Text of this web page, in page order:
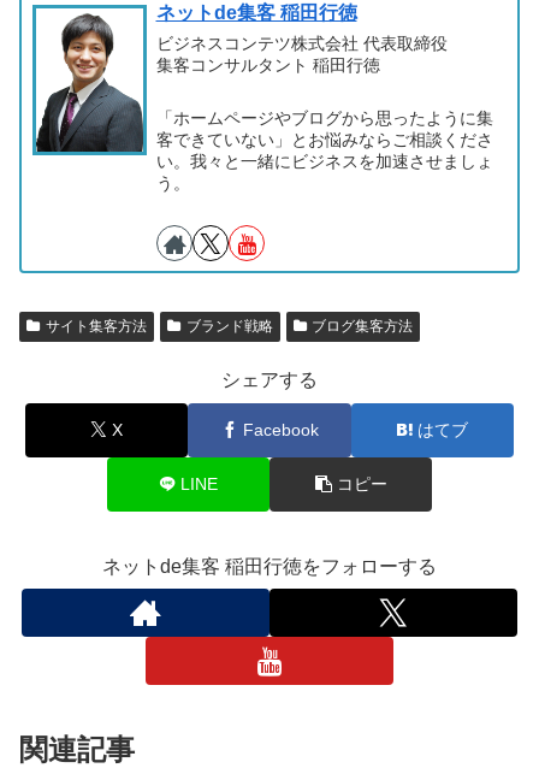
ネットde集客 稲田行徳
ビジネスコンテツ株式会社 代表取締役
集客コンサルタント 稲田行徳
「ホームページやブログから思ったように集
客できていない」とお悩みならご相談くださ
い。我々と一緒にビジネスを加速させましょ
う。
サイト集客方法 ブランド戦略 ブログ集客方法
シェアする
X Facebook はてブ
LINE コピー
ネットde集客 稲田行徳をフォローする
関連記事